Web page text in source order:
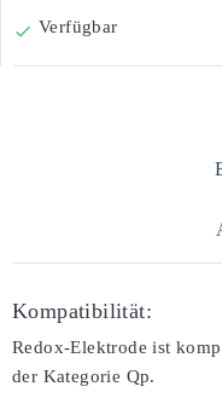
 Verfügbar
Kompatibilität:
Redox-Elektrode ist
der Kategorie Qp.